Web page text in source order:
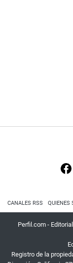
CANALES RSS QUIENES
Perfil.com -
Registro de la